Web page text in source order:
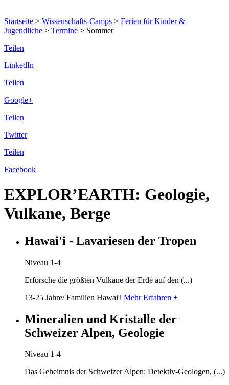
Startseite > Wissenschafts-Camps > Ferien für Kinder &
Jugendliche > Termine > Sommer
Teilen
LinkedIn
Teilen
Google+
Teilen
Twitter
Teilen
Facebook
EXPLOR’EARTH: Geologie,
Vulkane, Berge
Hawai'i - Lavariesen der Tropen
Niveau 1-4
Erforsche die größten Vulkane der Erde auf den (...)
13-25 Jahre/ Familien Hawai'i Mehr Erfahren +
Mineralien und Kristalle der
Schweizer Alpen, Geologie
Niveau 1-4
Das Geheimnis der Schweizer Alpen: Detektiv-Geologen, (...)